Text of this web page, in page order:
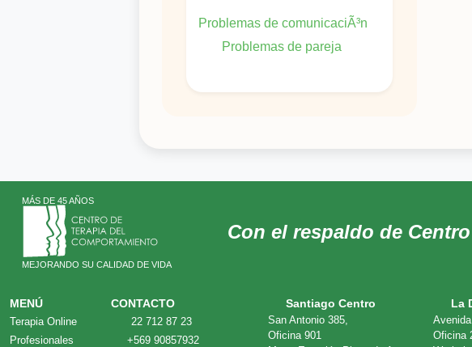
Problemas de comunicaciÃ³n
Problemas de pareja
Problemas derivados del trabajo
MÁS DE 45 AÑOS
MEJORANDO SU CALIDAD DE VIDA
Con el respaldo de
MENÚ
Terapia Online
Profesionales
CONTACTO
22 712 87 23
+569 90857932
Santiago Centro
San Antonio 385,
Oficina 901
La
Oficina